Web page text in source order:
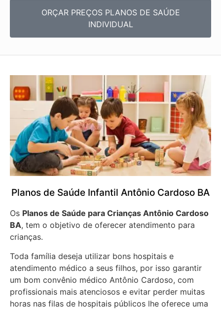
ORÇAR PREÇOS PLANOS DE SAÚDE
INDIVIDUAL
Planos de Saúde Infantil Antônio Cardoso BA
Os Planos de Saúde para Crianças Antônio Cardoso
BA, tem o objetivo de oferecer atendimento para
crianças.
Toda família deseja utilizar bons hospitais e
atendimento médico a seus filhos, por isso garantir
um bom convênio médico Antônio Cardoso, com
profissionais mais atenciosos e evitar perder muitas
horas nas filas de hospitais públicos lhe oferece uma